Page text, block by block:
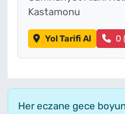
Kastamonu
Yol Tarifi Al 0
Her eczane gece